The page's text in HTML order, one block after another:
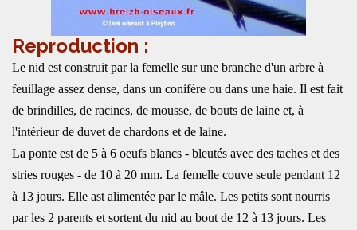
Reproduction :
Le nid est construit par la femelle sur une branche d'un arbre à
feuillage assez dense, dans un conifère ou dans une haie. Il est fait
de brindilles, de racines, de mousse, de bouts de laine et, à
l'intérieur de duvet de chardons et de laine.
La ponte est de 5 à 6 oeufs blancs - bleutés avec des taches et des
stries rouges - de 10 à 20 mm. La femelle couve seule pendant 12
à 13 jours. Elle ast alimentée par le mâle. Les petits sont nourris
par les 2 parents et sortent du nid au bout de 12 à 13 jours. Les